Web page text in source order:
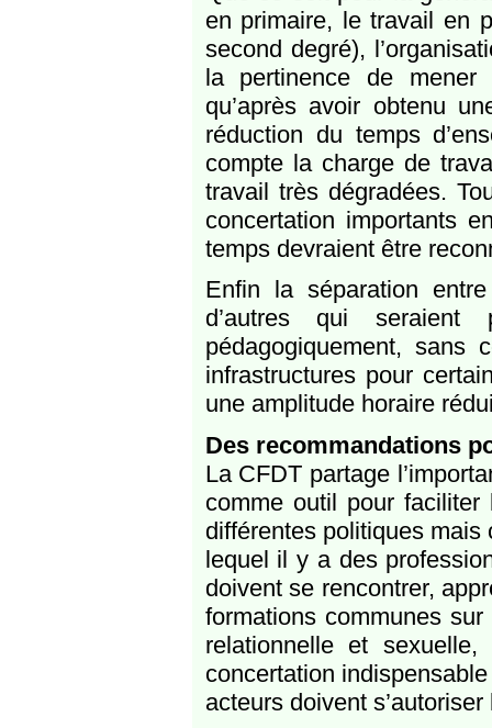
en primaire, le travail en
second degré),
la pertinence de
qu’après avoir obtenu
réduction du temps
compte la charge de
travail très dégradées.
concertation importants
temps devraient être
Enfin la séparation
d’autres qui seraient
pédagogiquement,
infrastructures pour
une amplitude horaire
Des recommandations
La CFDT partage
comme outil pour
différentes politiques mais
lequel il y a des
doivent se rencontrer,
formations communes
relationnelle et
concertation
acteurs doivent